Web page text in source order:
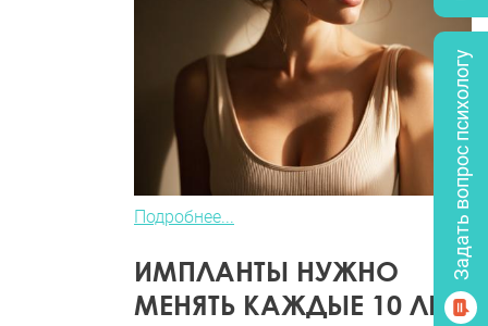
Подробнее...
ИМПЛАНТЫ НУЖНО
МЕНЯТЬ КАЖДЫЕ 10 ЛЕТ?
Задать вопрос психологу